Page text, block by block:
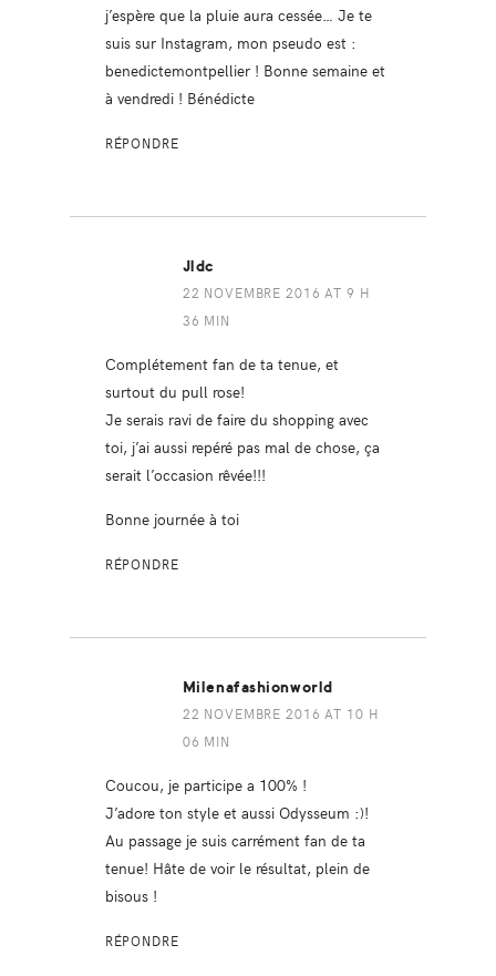
j’espère que la pluie aura cessée… Je te
suis sur Instagram, mon pseudo est :
benedictemontpellier ! Bonne semaine et
à vendredi ! Bénédicte
RÉPONDRE
Jldc
22 NOVEMBRE 2016 AT 9 H
36 MIN
Complétement fan de ta tenue, et
surtout du pull rose!
Je serais ravi de faire du shopping avec
toi, j’ai aussi repéré pas mal de chose, ça
serait l’occasion rêvée!!!
Bonne journée à toi
RÉPONDRE
Milenafashionworld
22 NOVEMBRE 2016 AT 10 H
06 MIN
Coucou, je participe a 100% !
J’adore ton style et aussi Odysseum :)!
Au passage je suis carrément fan de ta
tenue! Hâte de voir le résultat, plein de
bisous !
RÉPONDRE